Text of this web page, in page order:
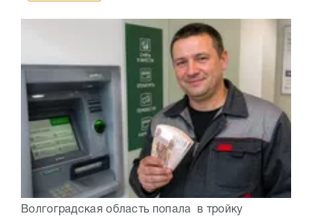
Волгоградская область попала в тройку